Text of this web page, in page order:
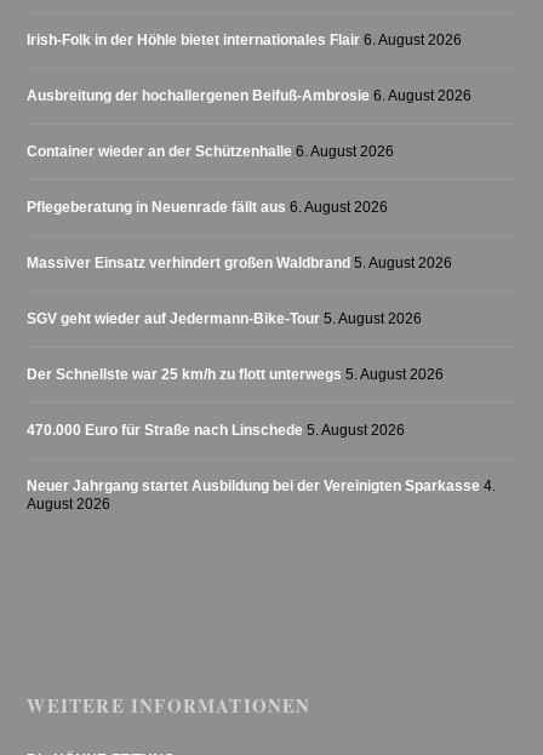
Irish-Folk in der Höhle bietet internationales Flair 6. August 2026
Ausbreitung der hochallergenen Beifuß-Ambrosie 6. August 2026
Container wieder an der Schützenhalle 6. August 2026
Pflegeberatung in Neuenrade fällt aus 6. August 2026
Massiver Einsatz verhindert großen Waldbrand 5. August 2026
SGV geht wieder auf Jedermann-Bike-Tour 5. August 2026
Der Schnellste war 25 km/h zu flott unterwegs 5. August 2026
470.000 Euro für Straße nach Linschede 5. August 2026
Neuer Jahrgang startet Ausbildung bei der Vereinigten Sparkasse 4.
August 2026
WEITERE INFORMATIONEN